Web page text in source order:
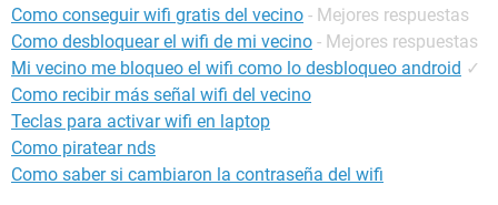
Como conseguir wifi gratis del vecino - Mejores respuestas
Como desbloquear el wifi de mi vecino - Mejores respuestas
Mi vecino me bloqueo el wifi como lo desbloqueo android ✓
Como recibir más señal wifi del vecino
Teclas para activar wifi en laptop
Como piratear nds
Como saber si cambiaron la contraseña del wifi